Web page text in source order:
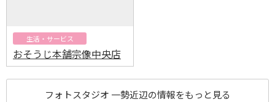
生活・サービス
おそうじ本舗宗像中央店
フォトスタジオ 一勢近辺の情報をもっと見る